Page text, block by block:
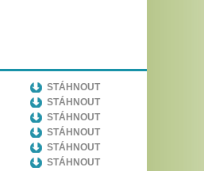
STÁHNOUT
STÁHNOUT
STÁHNOUT
STÁHNOUT
STÁHNOUT
STÁHNOUT